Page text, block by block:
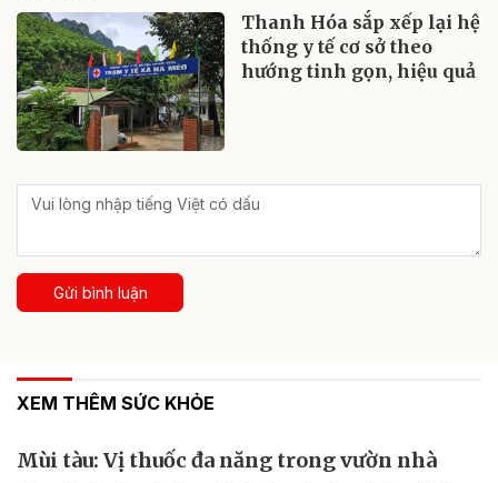
Thanh Hóa sắp xếp lại hệ
thống y tế cơ sở theo
hướng tinh gọn, hiệu quả
Gửi bình luận
XEM THÊM SỨC KHỎE
Mùi tàu: Vị thuốc đa năng trong vườn nhà